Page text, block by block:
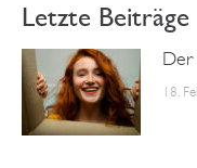
Letzte Beiträge
18.